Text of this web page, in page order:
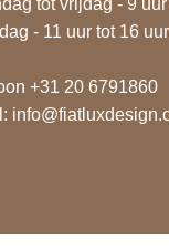
tot vrijdag - 9
- 11 uur tot 16 uur
+31 20 6791860